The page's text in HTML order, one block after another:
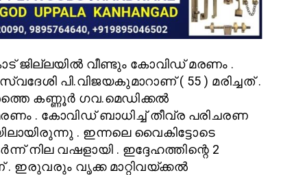
ജില്ലയിൽ വീണ്ടും കോവിഡ് മരണം .
പി.വിജയകുമാറാണ് ( 55 ) മരിച്ചത് .
കണ്ണൂർ ഗവ.മെഡിക്കൽ
. കോവിഡ് ബാധിച്ച് തീവ്ര പരിചരണ
. ഇന്നലെ വൈകിട്ടോടെ
നില വഷളായി . ഇദ്ദേഹത്തിന്റെ 2
. ഇരുവരും വൃക്ക മാറ്റിവയ്ക്കൽ